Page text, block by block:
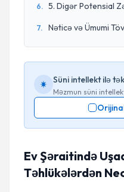
6. 5. Digər Potensial
7. Nəticə və Ümumi
Süni intellekt ilə
Məzmun süni
Ev Şəraitində
Təhlükələrdən